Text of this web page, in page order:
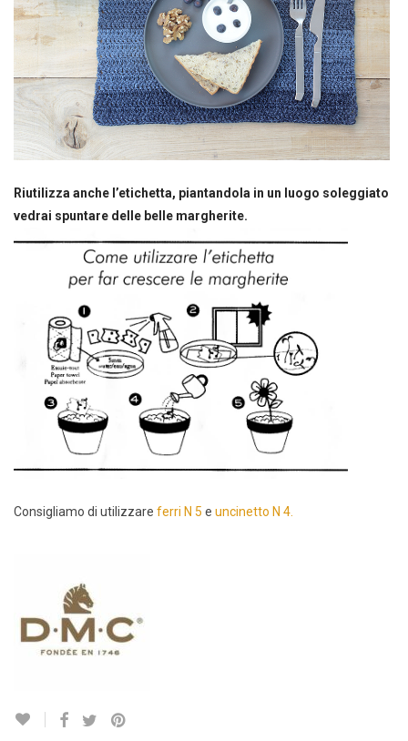
Riutilizza anche l’etichetta, piantandola in un luogo soleggiato
vedrai spuntare delle belle margherite.
Consigliamo di utilizzare ferri N 5 e uncinetto N 4.